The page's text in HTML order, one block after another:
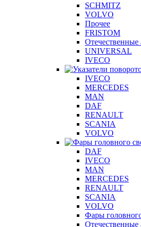
SCHMITZ
VOLVO
Прочее
FRISTOM
Отечественные
UNIVERSAL
IVECO
IVECO
MERCEDES
MAN
DAF
RENAULT
SCANIA
VOLVO
DAF
IVECO
MAN
MERCEDES
RENAULT
SCANIA
VOLVO
Фары
Отечественные